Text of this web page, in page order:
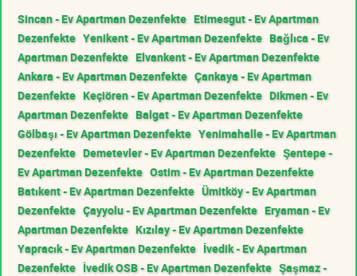
Sincan - Ev Apartman Dezenfekte Etimesgut - Ev Apartman
Dezenfekte Yenikent - Ev Apartman Dezenfekte Bağlıca - Ev
Apartman Dezenfekte Elvankent - Ev Apartman Dezenfekte
Ankara - Ev Apartman Dezenfekte Çankaya - Ev Apartman
Dezenfekte Keçiören - Ev Apartman Dezenfekte Dikmen - Ev
Apartman Dezenfekte Balgat - Ev Apartman Dezenfekte
Gölbaşı - Ev Apartman Dezenfekte Yenimahalle - Ev Apartman
Dezenfekte Demetevler - Ev Apartman Dezenfekte Şentepe -
Ev Apartman Dezenfekte Ostim - Ev Apartman Dezenfekte
Batıkent - Ev Apartman Dezenfekte Ümitköy - Ev Apartman
Dezenfekte Çayyolu - Ev Apartman Dezenfekte Eryaman - Ev
Apartman Dezenfekte Kızılay - Ev Apartman Dezenfekte
Yapracık - Ev Apartman Dezenfekte İvedik - Ev Apartman
Dezenfekte İvedik OSB - Ev Apartman Dezenfekte Şaşmaz -